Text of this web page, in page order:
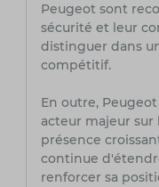
Peugeot sont
sécurité et leur
distinguer dans
compétitif.
En outre,
acteur majeur sur
présence
continue
renforcer sa